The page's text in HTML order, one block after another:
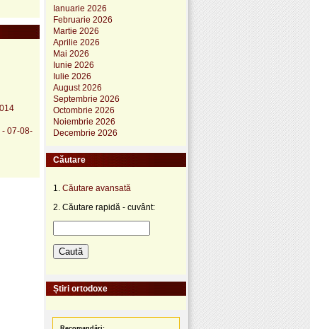
07-08-
Ianuarie 2026
Februarie 2026
Martie 2026
Aprilie 2026
Mai 2026
Iunie 2026
Iulie 2026
August 2026
Septembrie 2026
Octombrie 2026
Noiembrie 2026
Decembrie 2026
Căutare
1. Căutare avansată
2. Căutare rapidă - cuvânt:
Știri ortodoxe